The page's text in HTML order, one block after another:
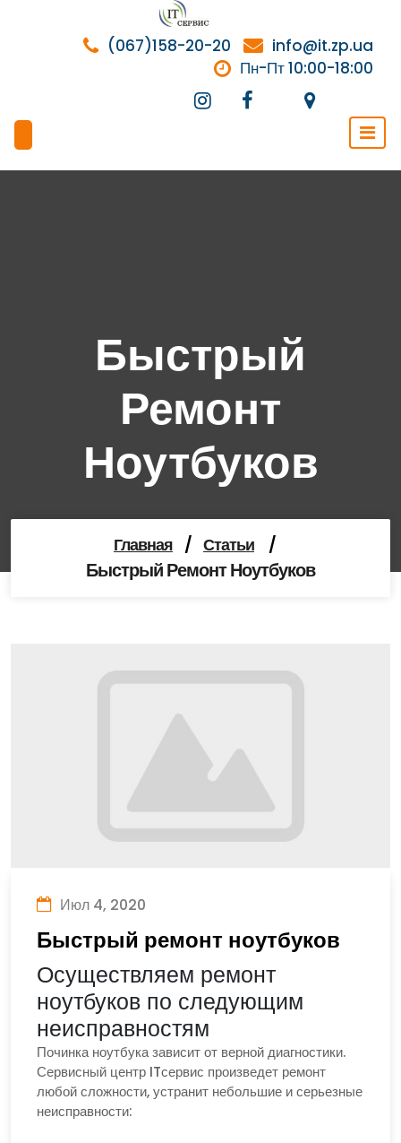
содержимому
info@it.zp.ua
(067)158-20-20
Пн-Пт 10:00-18:00
Быстрый
Ремонт
Ноутбуков
Главная / Статьи /
Быстрый Ремонт Ноутбуков
Июл 4, 2020
Быстрый ремонт ноутбуков
Осуществляем ремонт
ноутбуков по следующим
неисправностям
Починка ноутбука зависит от верной диагностики.
Сервисный центр ITсервис произведет ремонт
любой сложности, устранит небольшие и серьезные
неисправности: